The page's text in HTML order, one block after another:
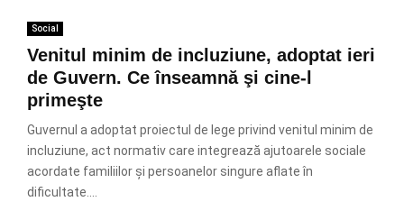
Social
Venitul minim de incluziune, adoptat ieri
de Guvern. Ce înseamnă şi cine-l
primeşte
Guvernul a adoptat proiectul de lege privind venitul minim de
incluziune, act normativ care integrează ajutoarele sociale
acordate familiilor și persoanelor singure aflate în
dificultate....